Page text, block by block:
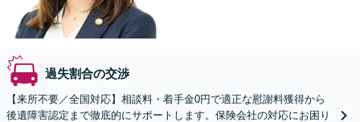
過失割合の交渉
【来所不要／全国対応】相談料・着手金0円で適正な慰謝料獲得から
後遺障害認定まで徹底的にサポートします。保険会社の対応にお困り